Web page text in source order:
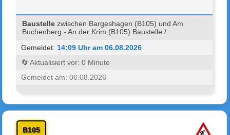
Baustelle zwischen Bargeshagen (B105) und Am
Buchenberg - An der Krim (B105) Baustelle /
Gemeldet: 14:09 Uhr am 06.08.2026
🔄 Aktualisiert vor: 0 Minute
Gemeldet am: 06.08.2026
B105